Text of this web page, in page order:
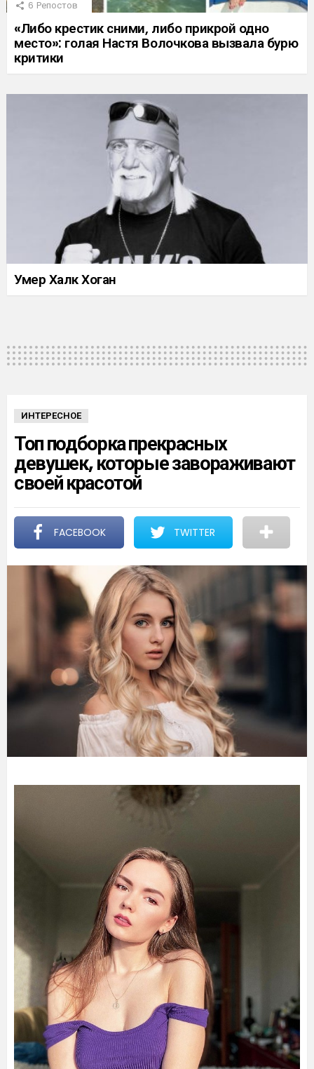
6 Репостов
«Либо крестик сними, либо прикрой одно
место»: голая Настя Волочкова вызвала бурю
критики
Умер Халк Хоган
ИНТЕРЕСНОЕ
Топ подборка прекрасных
девушек, которые завораживают
своей красотой
FACEBOOK TWITTER